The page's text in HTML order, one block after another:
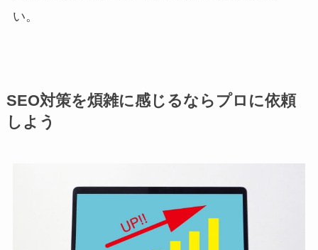
い。
SEO対策を煩雑に感じるならプロに依頼
しよう